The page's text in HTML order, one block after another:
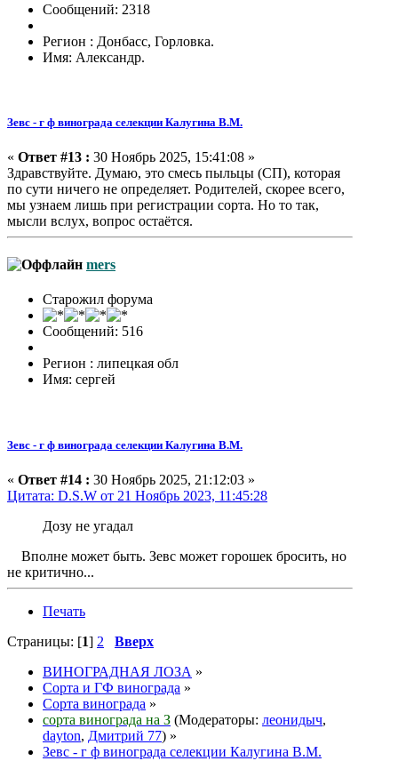
Сообщений: 2318
Регион : Донбасс, Горловка.
Имя: Александр.
Зевс - г ф винограда селекции Калугина В.М.
« Ответ #13 : 30 Ноябрь 2025, 15:41:08 »
Здравствуйте. Думаю, это смесь пыльцы (СП), которая
по сути ничего не определяет. Родителей, скорее всего,
мы узнаем лишь при регистрации сорта. Но то так,
мысли вслух, вопрос остаётся.
mers
Старожил форума
Сообщений: 516
Регион : липецкая обл
Имя: сергей
Зевс - г ф винограда селекции Калугина В.М.
« Ответ #14 : 30 Ноябрь 2025, 21:12:03 »
Цитата: D.S.W от 21 Ноябрь 2023, 11:45:28
Дозу не угадал
Вполне может быть. Зевс может горошек бросить, но
не критично...
Печать
Страницы: [1] 2
Вверх
ВИНОГРАДНАЯ ЛОЗА »
Сорта и ГФ винограда »
Сорта винограда »
сорта винограда на З (Модераторы: леонидыч,
dayton, Дмитрий 77) »
Зевс - г ф винограда селекции Калугина В.М.